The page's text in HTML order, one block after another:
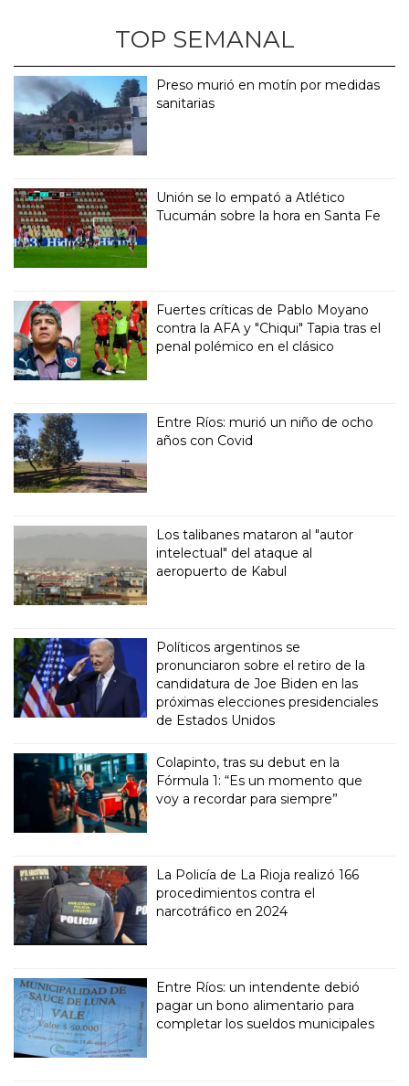
TOP SEMANAL
Preso murió en motín por medidas
sanitarias
Unión se lo empató a Atlético
Tucumán sobre la hora en Santa Fe
Fuertes críticas de Pablo Moyano
contra la AFA y "Chiqui" Tapia tras el
penal polémico en el clásico
Entre Ríos: murió un niño de ocho
años con Covid
Los talibanes mataron al "autor
intelectual" del ataque al
aeropuerto de Kabul
Políticos argentinos se
pronunciaron sobre el retiro de la
candidatura de Joe Biden en las
próximas elecciones presidenciales
de Estados Unidos
Colapinto, tras su debut en la
Fórmula 1: “Es un momento que
voy a recordar para siempre”
La Policía de La Rioja realizó 166
procedimientos contra el
narcotráfico en 2024
Entre Ríos: un intendente debió
pagar un bono alimentario para
completar los sueldos municipales